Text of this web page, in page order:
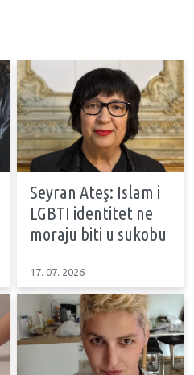
Seyran Ateş: Islam i
LGBTI identitet ne
moraju biti u sukobu
17. 07. 2026